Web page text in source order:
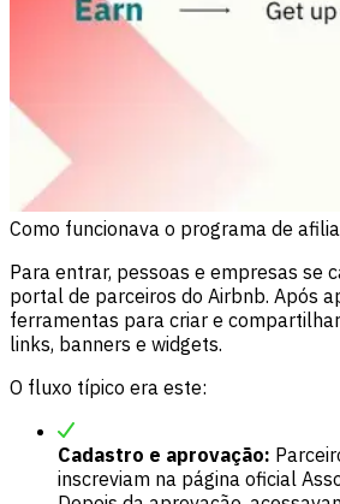
Como funcionava o programa de
Para entrar, pessoas e empresas se
portal de parceiros do Airbnb. Após
ferramentas para criar e
links, banners e widgets.
O fluxo típico era este:
Cadastro e aprovação:
inscreviam na página oficial